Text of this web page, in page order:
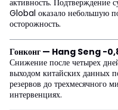
Global оказало небольшую
осторожность.
Гонконг — Hang Seng -
Снижение после четырех
выходом китайских данных
резервов до трехмесячного
интервенциях.